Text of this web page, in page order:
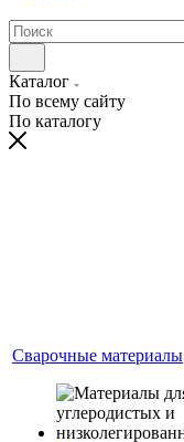
Каталог
По всему сайту
По каталогу
Сварочные материалы